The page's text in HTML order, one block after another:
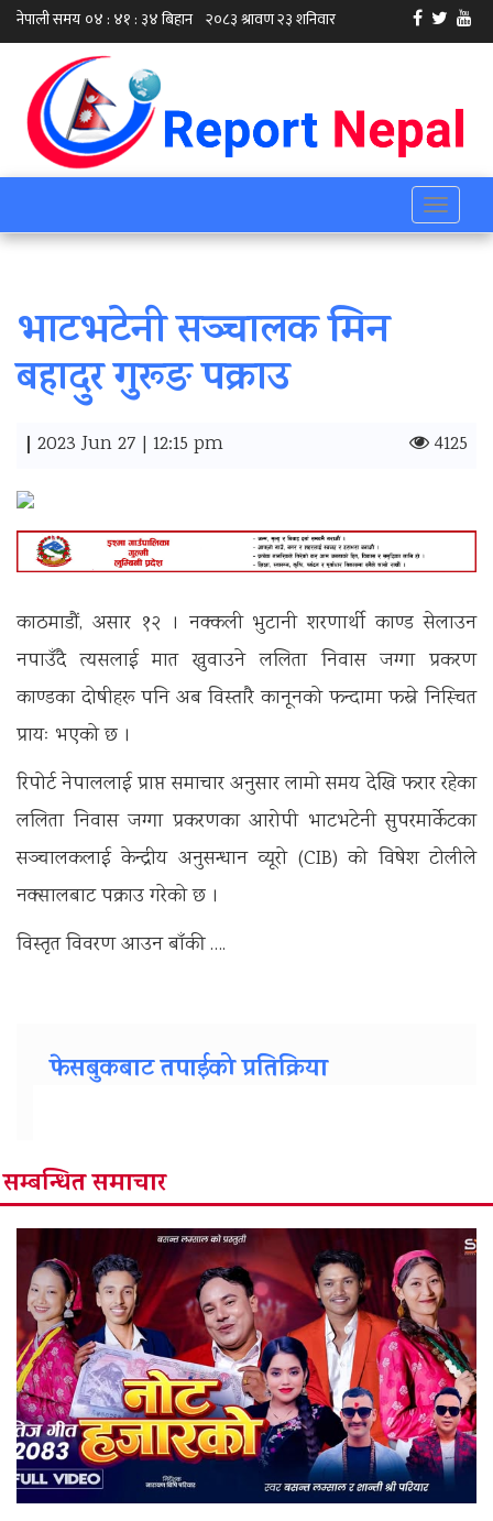
Toggle
भाटभटेनी सञ्चालक मिन
बहादुर गुरूङ पक्राउ
| 2023 Jun 27 | 12:15 pm 4125
काठमाडाैं, असार १२ । नक्कली भुटानी शरणार्थी काण्ड सेलाउन
नपाउँदै त्यसलाई मात खुवाउने ललिता निवास जग्गा प्रकरण
काण्डका दाेषीहरू पनि अब विस्तारै कानूनकाे फन्दामा फस्ने निस्चित
प्रायः भएकाे छ ।
रिपाेर्ट नेपाललाई प्राप्त समाचार अनुसार लामाे समय देखि फरार रहेका
ललिता निवास जग्गा प्रकरणका आराेपी भाटभटेनी सुपरमार्केटका
सञ्चालकलाई केन्द्रीय अनुसन्धान व्यूराे (CIB) काे विषेश टाेलीले
नक्सालबाट पक्राउ गरेकाे छ ।
विस्तृत विवरण आउन बाँकी ….
फेसबुकबाट तपाईको प्रतिक्रिया
सम्बन्धित समाचार